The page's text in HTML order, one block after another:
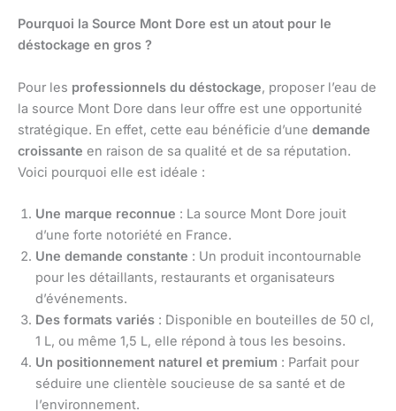
Pourquoi la Source Mont Dore est un atout pour le
déstockage en gros ?
Pour les professionnels du déstockage, proposer l’eau de
la source Mont Dore dans leur offre est une opportunité
stratégique. En effet, cette eau bénéficie d’une demande
croissante en raison de sa qualité et de sa réputation.
Voici pourquoi elle est idéale :
Une marque reconnue : La source Mont Dore jouit
d’une forte notoriété en France.
Une demande constante : Un produit incontournable
pour les détaillants, restaurants et organisateurs
d’événements.
Des formats variés : Disponible en bouteilles de 50 cl,
1 L, ou même 1,5 L, elle répond à tous les besoins.
Un positionnement naturel et premium : Parfait pour
séduire une clientèle soucieuse de sa santé et de
l’environnement.